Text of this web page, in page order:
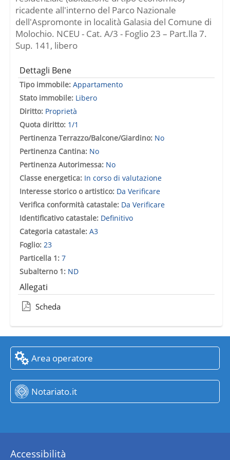
ndrocalabr@pe
c.it
ariaconcetta.tri
podi@pec.com
mercialisti.it
ricadente all'interno del Parco Nazionale
dell'Aspromonte in località Galasia del Comune di
Molochio. NCEU - Cat. A/3 - Foglio 23 – Part.lla 7.
Sup. 141, libero
Dettagli Bene
Tipo immobile: Appartamento
Stato immobile: Libero
Diritto: Proprietà
Quota diritto: 1/1
Pertinenza Terrazzo/Balcone/Giardino: No
Pertinenza Cantina: No
Pertinenza Autorimessa: No
Classe energetica: In corso di valutazione
Interesse storico o artistico: Da Verificare
Verifica conformità catastale: Da Verificare
Identificativo catastale: Definitivo
Categoria catastale: A3
Foglio: 23
Particella 1: 7
Subalterno 1: ND
Allegati
Scheda
Area operatore
Notariato.it
Accessibilità